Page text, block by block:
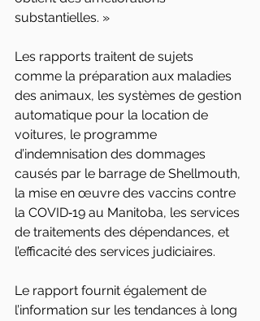
substantielles. »
Les rapports traitent de sujets
comme la préparation aux maladies
des animaux, les systèmes de gestion
automatique pour la location de
voitures, le programme
d’indemnisation des dommages
causés par le barrage de Shellmouth,
la mise en œuvre des vaccins contre
la COVID‑19 au Manitoba, les services
de traitements des dépendances, et
l’efficacité des services judiciaires.
Le rapport fournit également de
l’information sur les tendances à long